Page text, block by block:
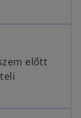
előtt